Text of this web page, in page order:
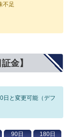
不足
金】
日と変更可能（デフ